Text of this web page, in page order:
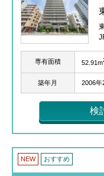
専有面積 52.91m
築年月 2006年
検
NEW おすすめ